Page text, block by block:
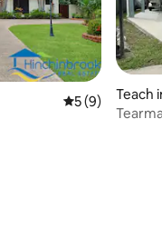
Meánrátáil 5 as
5 (9)
Teach